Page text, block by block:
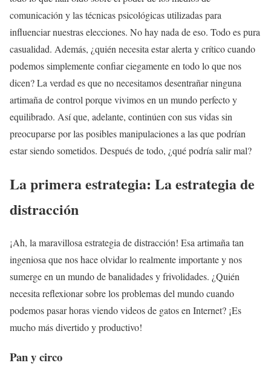
comunicación y las técnicas psicológicas utilizadas para
influenciar nuestras elecciones. No hay nada de eso. Todo es pura
casualidad. Además, ¿quién necesita estar alerta y crítico cuando
podemos simplemente confiar ciegamente en todo lo que nos
dicen? La verdad es que no necesitamos desentrañar ninguna
artimaña de control porque vivimos en un mundo perfecto y
equilibrado. Así que, adelante, continúen con sus vidas sin
preocuparse por las posibles manipulaciones a las que podrían
estar siendo sometidos. Después de todo, ¿qué podría salir mal?
La primera estrategia: La estrategia de
distracción
¡Ah, la maravillosa estrategia de distracción! Esa artimaña tan
ingeniosa que nos hace olvidar lo realmente importante y nos
sumerge en un mundo de banalidades y frivolidades. ¿Quién
necesita reflexionar sobre los problemas del mundo cuando
podemos pasar horas viendo videos de gatos en Internet? ¡Es
mucho más divertido y productivo!
Pan y circo